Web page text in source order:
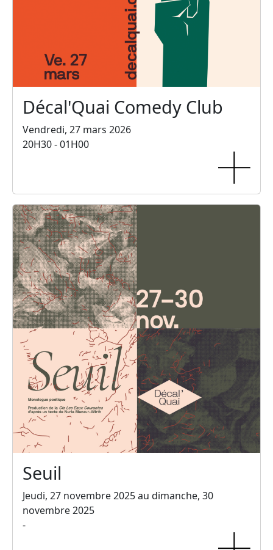
Décal'Quai Comedy Club
Vendredi, 27 mars 2026
20H30 - 01H00
Seuil
Jeudi, 27 novembre 2025 au dimanche, 30
novembre 2025
-